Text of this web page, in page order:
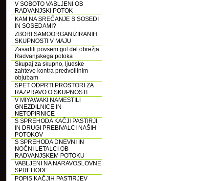
V SOBOTO VABLJENI OB
RADVANJSKI POTOK
KAM NA SREČANJE S SOSEDI
IN SOSEDAMI?
ZBORI SAMOORGANIZIRANIH
SKUPNOSTI V MAJU
Zasadili povsem gol del obrežja
Radvanjskega potoka
Skupaj za skupno, ljudske
zahteve kontra predvolilnim
objubam
SPET ODPRTI PROSTORI ZA
RAZPRAVO O SKUPNOSTI
V MIYAWAKI NAMESTILI
GNEZDILNICE IN
NETOPIRNICE
S SPREHODA KAČJI PASTIRJI
IN DRUGI PREBIVALCI NAŠIH
POTOKOV
S SPREHODA DNEVNI IN
NOČNI LETALCI OB
RADVANJSKEM POTOKU
VABLJENI NA NARAVOSLOVNE
SPREHODE
POPIS KAČJIH PASTIRJEV